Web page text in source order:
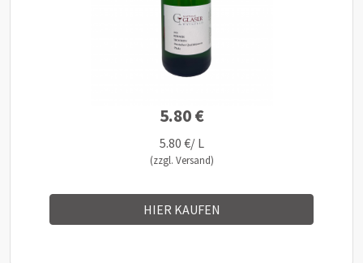
5.80 €
5.80 €/ L
(zzgl. Versand)
HIER KAUFEN